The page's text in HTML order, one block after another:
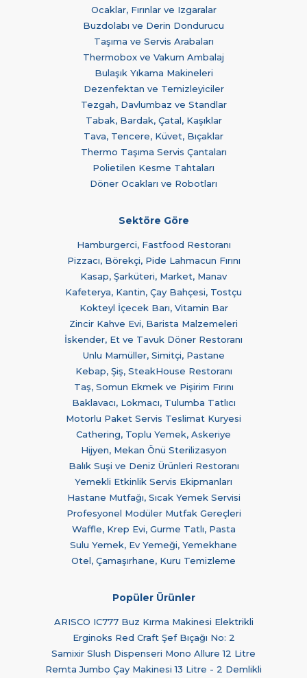
Ocaklar, Fırınlar ve Izgaralar
Buzdolabı ve Derin Dondurucu
Taşıma ve Servis Arabaları
Thermobox ve Vakum Ambalaj
Bulaşık Yıkama Makineleri
Dezenfektan ve Temizleyiciler
Tezgah, Davlumbaz ve Standlar
Tabak, Bardak, Çatal, Kaşıklar
Tava, Tencere, Küvet, Bıçaklar
Thermo Taşıma Servis Çantaları
Polietilen Kesme Tahtaları
Döner Ocakları ve Robotları
Sektöre Göre
Hamburgerci, Fastfood Restoranı
Pizzacı, Börekçi, Pide Lahmacun Fırını
Kasap, Şarküteri, Market, Manav
Kafeterya, Kantin, Çay Bahçesi, Tostçu
Kokteyl İçecek Barı, Vitamin Bar
Zincir Kahve Evi, Barista Malzemeleri
İskender, Et ve Tavuk Döner Restoranı
Unlu Mamüller, Simitçi, Pastane
Kebap, Şiş, SteakHouse Restoranı
Taş, Somun Ekmek ve Pişirim Fırını
Baklavacı, Lokmacı, Tulumba Tatlıcı
Motorlu Paket Servis Teslimat Kuryesi
Cathering, Toplu Yemek, Askeriye
Hijyen, Mekan Önü Sterilizasyon
Balık Suşi ve Deniz Ürünleri Restoranı
Yemekli Etkinlik Servis Ekipmanları
Hastane Mutfağı, Sıcak Yemek Servisi
Profesyonel Modüler Mutfak Gereçleri
Waffle, Krep Evi, Gurme Tatlı, Pasta
Sulu Yemek, Ev Yemeği, Yemekhane
Otel, Çamaşırhane, Kuru Temizleme
Popüler Ürünler
ARISCO IC777 Buz Kırma Makinesi Elektrikli
Erginoks Red Craft Şef Bıçağı No: 2
Samixir Slush Dispenseri Mono Allure 12 Litre
Remta Jumbo Çay Makinesi 13 Litre - 2 Demlikli